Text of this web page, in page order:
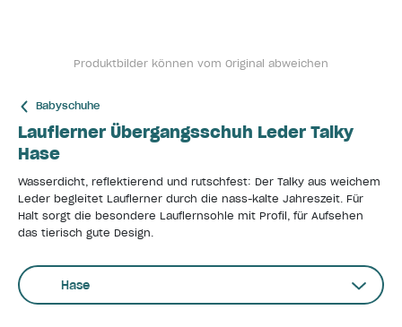
Produktbilder können vom Original abweichen
Babyschuhe
Lauflerner Übergangsschuh Leder Talky
Hase
Wasserdicht, reflektierend und rutschfest: Der Talky aus weichem
Leder begleitet Lauflerner durch die nass-kalte Jahreszeit. Für
Halt sorgt die besondere Lauflernsohle mit Profil, für Aufsehen
das tierisch gute Design.
Hase